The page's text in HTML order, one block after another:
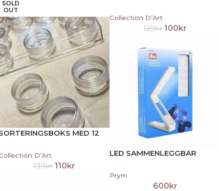
Collection D’Art
129kr 100kr
SOLD
OUT
MED 12
D’Art
139kr 110kr
LED SAMMENLEGGBAR
Prym
600kr